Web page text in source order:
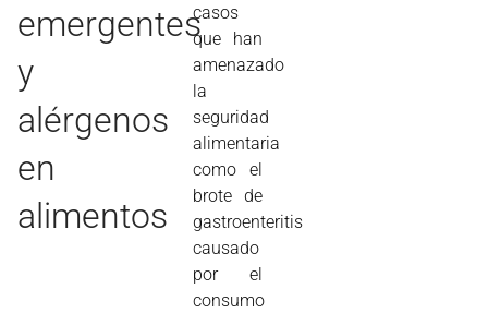
emergentes
y
alérgenos
en
alimentos
casos
que han
amenazado
la
seguridad
alimentaria
como el
brote de
gastroenteritis
causado
por el
consumo